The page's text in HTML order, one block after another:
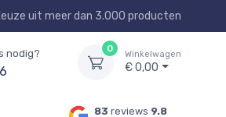
uit meer dan 3.000 producten
nodig? 0
Winkelwagen
€ 0,00
83 reviews 9.8